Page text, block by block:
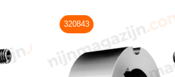
320843